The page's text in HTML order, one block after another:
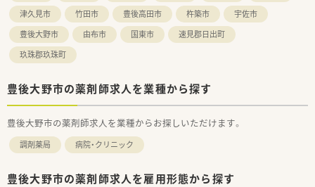
津久見市
竹田市 豊後高田市 杵築市
宇佐市
豊後大野市
由布市 国東市
速見郡日出町
玖珠郡玖珠町
豊後大野市の薬剤師求人を業種から探す
豊後大野市の薬剤師求人を業種からお探しいただけます。
調剤薬局 病院・クリニック
豊後大野市の薬剤師求人を雇用形態から探す